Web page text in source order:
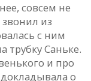
совсем не
из
с ним
трубку Саньке.
и про
о